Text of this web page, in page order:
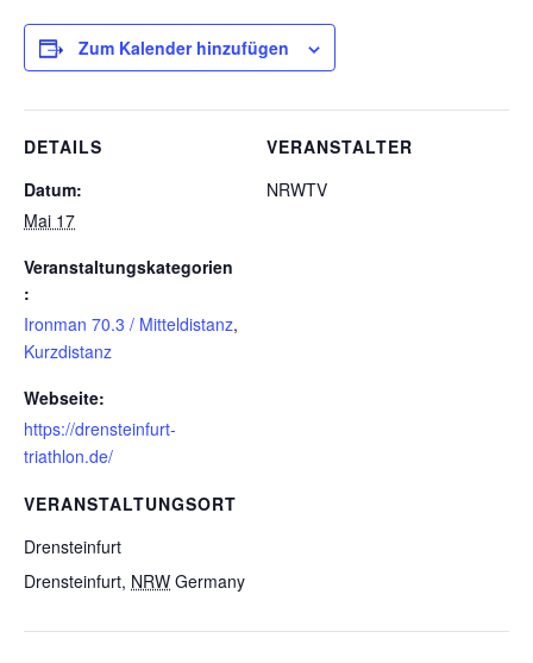
Zum Kalender hinzufügen
DETAILS
Datum:
Mai 17
Veranstaltungskategorien
:
Ironman 70.3 / Mitteldistanz,
Kurzdistanz
Webseite:
https://drensteinfurt-
triathlon.de/
VERANSTALTUNGSORT
Drensteinfurt
Drensteinfurt, NRW Germany
VERANSTALTER
NRWTV